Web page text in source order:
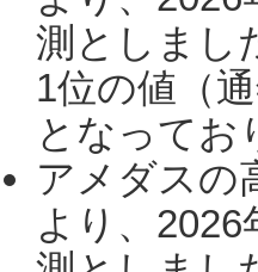
測としまし
1位の値（
となってお
アメダスの
より、